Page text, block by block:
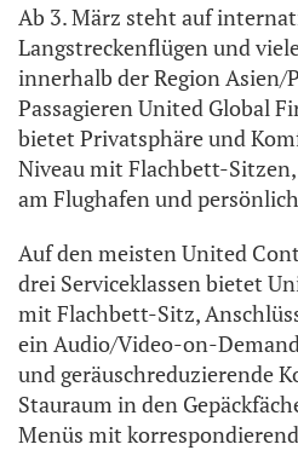
Ab 3. März steht auf
Langstreckenflügen und
innerhalb der Region
Passagieren United Global
bietet Privatsphäre und
Niveau mit Flachbett-
am Flughafen und
Auf den meisten United
drei Serviceklassen bietet
mit Flachbett-Sitz,
ein Audio/Video-on-
und geräuschreduzierende
Stauraum in den
Menüs mit